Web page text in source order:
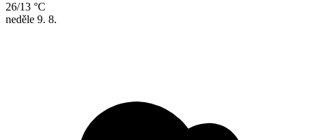
26/13 °C
neděle 9. 8.